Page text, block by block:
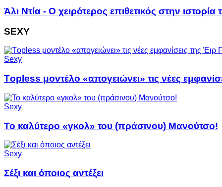
Άλι Ντία - Ο χειρότερος επιθετικός στην ιστορία
SEXY
Sexy
Τopless μοντέλο «απογειώνει» τις νέες
Sexy
Το καλύτερο «γκολ» του (πράσινου) Μανούτσο!
Sexy
Σέξι και όποιος αντέξει